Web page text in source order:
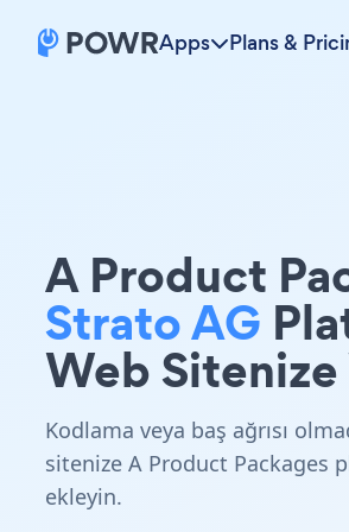
Apps Plans &
A Product
Strato AG
Web
Kodlama veya baş ağrısı
sitenize A Product Packages
ekleyin.